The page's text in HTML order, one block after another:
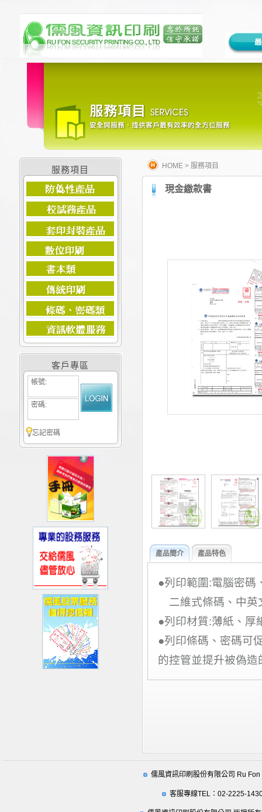
服務項目
客戶專區
帳號:
密碼:
忘記密碼
HOME > 服務項目
現金繳款書
產品簡介 產品特色
●列印範圍:電腦密碼
二維式條碼、中
●列印材質:薄紙、厚
●列印條碼、密碼可
的控管並提升被偽造
儒風資訊印刷股份有限公司 Ru
客服專線TEL：02-2225-